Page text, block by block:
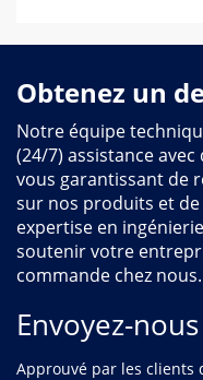
Obtenez un
Notre équipe
(24/7) assistance
vous garantissant de
sur nos produits et
expertise en
soutenir votre
commande chez nous.
Envoyez-
Approuvé par les clients